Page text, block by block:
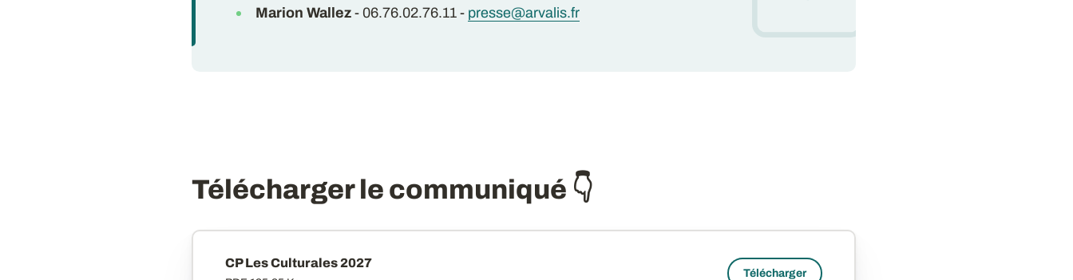
Marion Wallez - 06.76.02.76.11 - presse@arvalis.fr
Télécharger le communiqué 👇
CP Les Culturales 2027
Télécharger